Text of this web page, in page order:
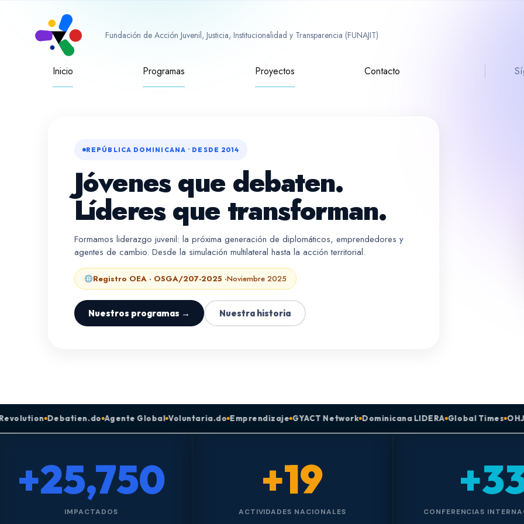
Fundación de Acción Juvenil, Justicia, Institucionalidad y Transparencia (FUNAJIT)
Inicio Programas Proyectos Contacto
REPÚBLICA DOMINICANA · DESDE 2014
Jóvenes que debaten.
Líderes que transforman.
Formamos liderazgo juvenil: la próxima generación de diplomáticos, emprendedores y
agentes de cambio. Desde la simulación multilateral hasta la acción territorial.
Registro OEA · OSGA/207-2025 ·Noviembre 2025
Nuestros programas → Nuestra historia
Agente Global Voluntaria.do Emprendizaje GYACT Network Dominicana LIDERA Global Times OHJ · Observatorio
+25,750
IMPACTADOS
+19
ACTIVIDADES NACIONALES CONFERENCIAS